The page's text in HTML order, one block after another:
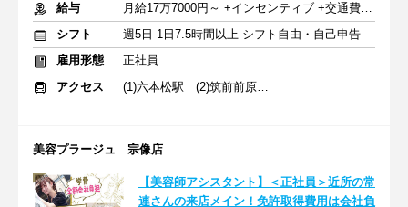
給与
月給17万7000円～ +インセンティブ +交通費全額支給
シフト
週5日 1日7.5時間以上 シフト自由・自己申告
雇用形態
正社員
アクセス
(1)六本松駅 (2)筑前前原駅 (3)西鉄小郡駅
美容プラージュ 宗像店
【美容師アシスタント】＜正社員＞近所の常
連さんの来店メイン！免許取得費用は会社負